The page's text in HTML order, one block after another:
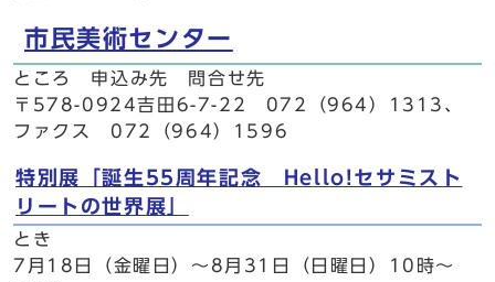
市民美術センター
ところ 申込み先 問合せ先
〒578-0924吉田6-7-22 072（964）1313、
ファクス 072（964）1596
特別展「誕生55周年記念 Hello!セサミスト
リートの世界展」
とき
7月18日（金曜日）～8月31日（日曜日）10時～